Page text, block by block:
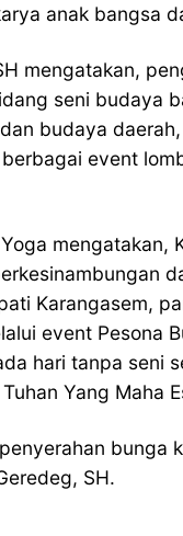
anak bangsa
mengatakan,
seni budaya
budaya
event
Karangasem,
event Pesona
hari tanpa seni
Yang Maha
bunga
SH.